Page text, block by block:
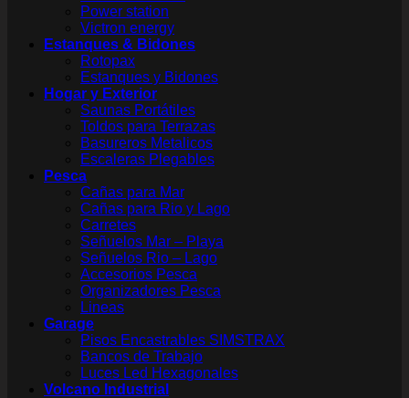
Power station
Victron energy
Estanques & Bidones
Rotopax
Estanques y Bidones
Hogar y Exterior
Saunas Portátiles
Toldos para Terrazas
Basureros Metalicos
Escaleras Plegables
Pesca
Cañas para Mar
Cañas para Rio y Lago
Carretes
Señuelos Mar – Playa
Señuelos Rio – Lago
Accesorios Pesca
Organizadores Pesca
Lineas
Garage
Pisos Encastrables SIMSTRAX
Bancos de Trabajo
Luces Led Hexagonales
Volcano Industrial